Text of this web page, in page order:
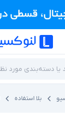
بلا استفاده